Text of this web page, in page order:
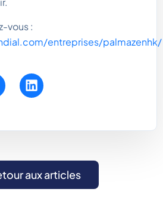
vous :
entreprises/palmazenhk/
aux articles